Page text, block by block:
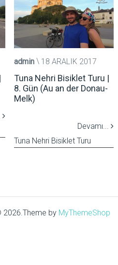
admin 18 ARALIK 2017
Tuna Nehri Bisiklet Turu |
8. Gün (Au an der Donau-
Melk)
Devamı...
Tuna Nehri Bisiklet Turu
Theme by MyThemeShop